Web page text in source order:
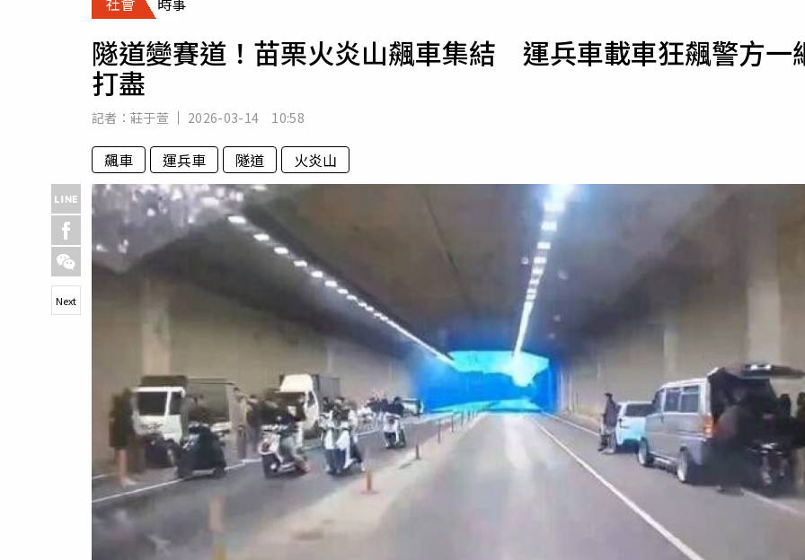
專欄
運勢
隧道變賽道！苗栗火炎山飆車集結 運兵車載車狂飆警方一
打盡
記者： 莊于萱 2026-03-14 10:58
飆車 運兵車 隧道 火炎山
Next